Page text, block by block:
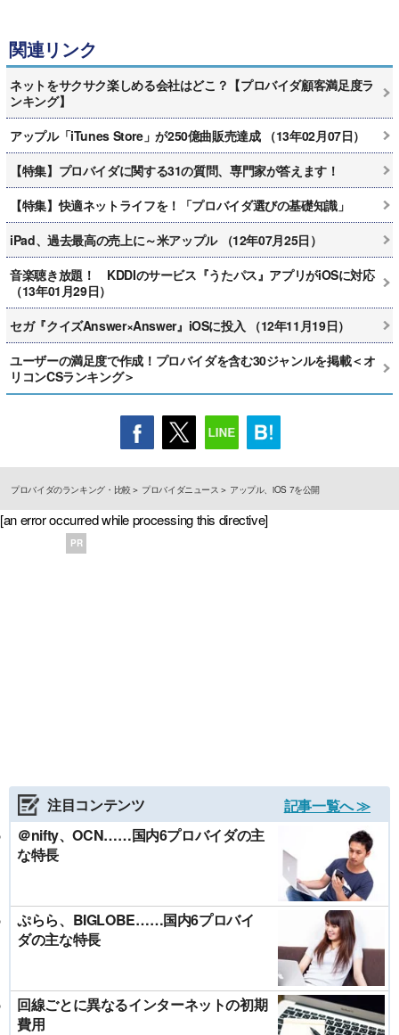
関連リンク
ネットをサクサク楽しめる会社はどこ？【プロバイダ顧客満足度ラ
ンキング】
アップル「iTunes Store」が250億曲販売達成 （13年02月07日）
【特集】プロバイダに関する31の質問、専門家が答えます！
【特集】快適ネットライフを！「プロバイダ選びの基礎知識」
iPad、過去最高の売上に～米アップル （12年07月25日）
音楽聴き放題！ KDDIのサービス『うたパス』アプリがiOSに対応
（13年01月29日）
セガ『クイズAnswer×Answer』iOSに投入 （12年11月19日）
ユーザーの満足度で作成！プロバイダを含む30ジャンルを掲載＜オ
リコンCSランキング＞
プロバイダのランキング・比較 プロバイダニュース アップル、iOS 7を公開
[an error occurred while processing this directive]
PR
注目コンテンツ
記事一覧へ ≫
＠nifty、OCN……国内6プロバイダの主
な特長
ぷらら、BIGLOBE……国内6プロバイ
ダの主な特長
回線ごとに異なるインターネットの初期
費用